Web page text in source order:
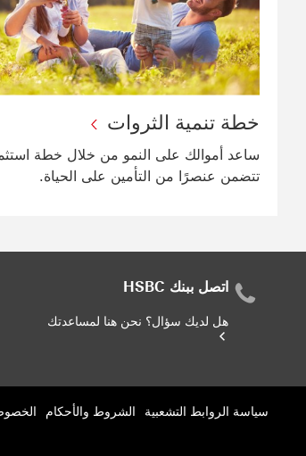
خطة تنمية الثروات
ساعد أموالك على النمو من خلال خطة
تتضمن عنصرًا من التأمين على الحياة.
اتصل ببنك HSBC
هل لديك سؤال؟ نحن هنا لمساعدتك
سياسة الروابط التشعبية الشروط والأحكام